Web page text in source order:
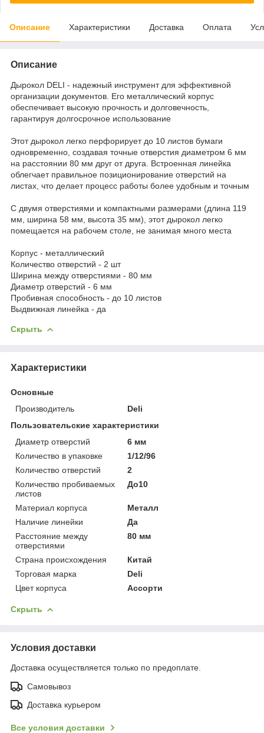
Описание Характеристики Доставка Оплата
Описание
Дырокол DELI - надежный инструмент для эффективной
организации документов. Его металлический корпус
обеспечивает высокую прочность и долговечность,
гарантируя долгосрочное использование
Этот дырокол легко перфорирует до 10 листов бумаги
одновременно, создавая точные отверстия диаметром 6 мм
на расстоянии 80 мм друг от друга. Встроенная линейка
облегчает правильное позиционирование отверстий на
листах, что делает процесс работы более удобным и точным
С двумя отверстиями и компактными размерами (длина 119
мм, ширина 58 мм, высота 35 мм), этот дырокол легко
помещается на рабочем столе, не занимая много места
Корпус - металлический
Количество отверстий - 2 шт
Ширина между отверстиями - 80 мм
Диаметр отверстий - 6 мм
Пробивная способность - до 10 листов
Выдвижная линейка - да
Скрыть
Характеристики
Основные
Производитель
Deli
Пользовательские характеристики
Диаметр отверстий
6 мм
Количество в упаковке
1/12/96
Количество отверстий
2
Количество пробиваемых
листов
До10
Материал корпуса
Металл
Наличие линейки
Да
Расстояние между
отверстиями
80 мм
Страна происхождения
Китай
Торговая марка
Deli
Цвет корпуса
Ассорти
Скрыть
Условия доставки
Доставка осуществляется только по предоплате.
Самовывоз
Доставка курьером
Все условия доставки